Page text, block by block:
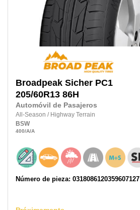
Broadpeak Sicher PC1
205/60R13 86H
Automóvil de Pasajeros
All-Season / Highway Terrain
BSW
400/A/A
Número de pieza: 0318086120359607127